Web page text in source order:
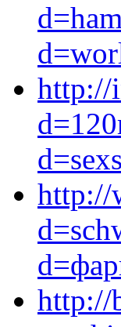
http://
http://
http://